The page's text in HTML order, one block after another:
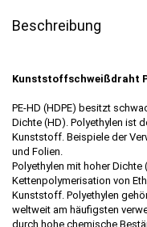
Beschreibung
Kunststoffschweißdraht
PE-HD (HDPE) besitzt
Dichte (HD). Polyethylen ist
Kunststoff. Beispiele der
und Folien.
Polyethylen mit hoher Dichte
Kettenpolymerisation von
Kunststoff. Polyethylen
weltweit am häufigsten
durch hohe chemische